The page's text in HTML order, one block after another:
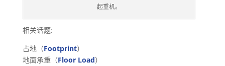
起重机。
相关话题:
占地（Footprint）
地面承重（Floor Load）